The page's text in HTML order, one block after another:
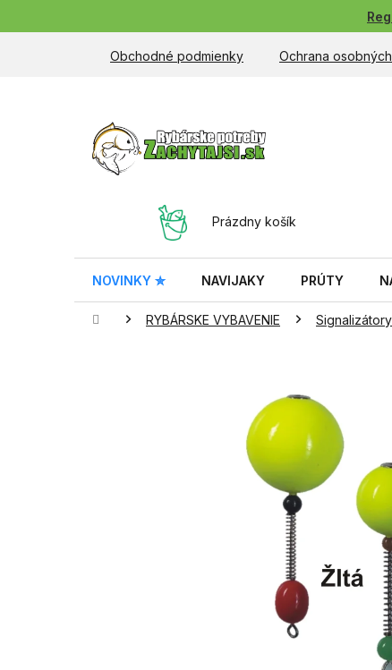
Obchodné podmienky Ochrana
NÁKUPNÝ
Prázdny košík
NOVINKY ✮ NAVIJAKY PRÚTY
DomovRYBÁRSKE VYBAVENIE